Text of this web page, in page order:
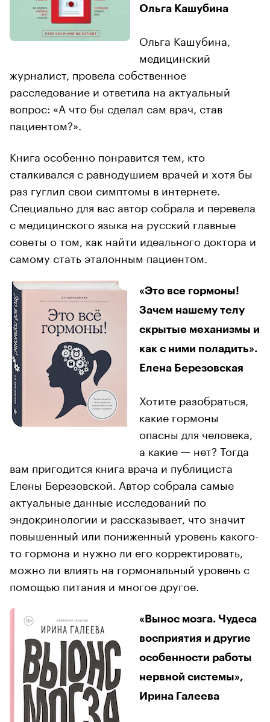
Ольга Кашубина
Ольга Кашубина,
медицинский
журналист, провела собственное
расследование и ответила на актуальный
вопрос: «А что бы сделал сам врач, став
пациентом?».
Книга особенно понравится тем, кто
сталкивался с равнодушием врачей и хотя бы
раз гуглил свои симптомы в интернете.
Специально для вас автор собрала и перевела
с медицинского языка на русский главные
советы о том, как найти идеального доктора и
самому стать эталонным пациентом.
«Это все гормоны!
Зачем нашему телу
скрытые механизмы и
как с ними поладить».
Елена Березовская
Хотите разобраться,
какие гормоны
опасны для человека,
а какие — нет? Тогда
вам пригодится книга врача и публициста
Елены Березовской. Автор собрала самые
актуальные данные исследований по
эндокринологии и рассказывает, что значит
повышенный или пониженный уровень какого-
то гормона и нужно ли его корректировать,
можно ли влиять на гормональный уровень с
помощью питания и многое другое.
«Вынос мозга. Чудеса
восприятия и другие
особенности работы
нервной системы»,
Ирина Галеева